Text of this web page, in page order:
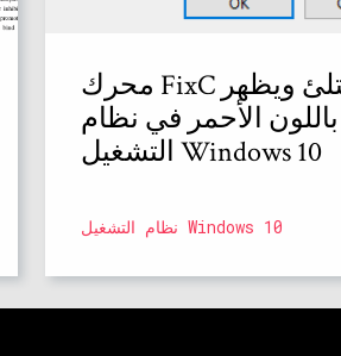
محرك FixC ممتلئ ويظهر
باللون الأحمر في نظام
التشغيل Windows 10
نظام التشغيل Windows 10